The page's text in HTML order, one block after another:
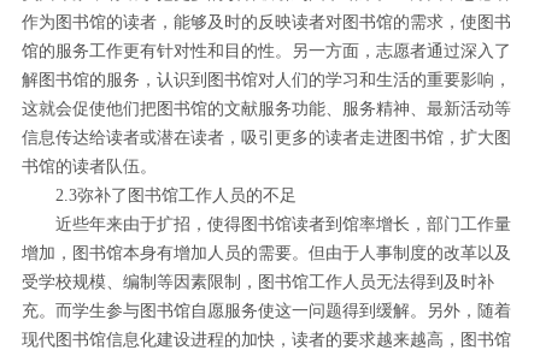
作为图书馆的读者，能够及时的反映读者对图书馆的需求，使图书
馆的服务工作更有针对性和目的性。另一方面，志愿者通过深入了
解图书馆的服务，认识到图书馆对人们的学习和生活的重要影响，
这就会促使他们把图书馆的文献服务功能、服务精神、最新活动等
信息传达给读者或潜在读者，吸引更多的读者走进图书馆，扩大图
书馆的读者队伍。
2.3弥补了图书馆工作人员的不足
近些年来由于扩招，使得图书馆读者到馆率增长，部门工作量
增加，图书馆本身有增加人员的需要。但由于人事制度的改革以及
受学校规模、编制等因素限制，图书馆工作人员无法得到及时补
充。而学生参与图书馆自愿服务使这一问题得到缓解。另外，随着
现代图书馆信息化建设进程的加快，读者的要求越来越高，图书馆